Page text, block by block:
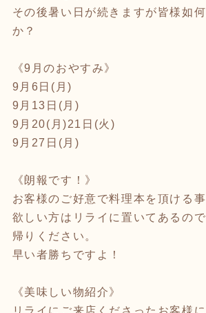
その後暑い日が続きますが皆様如
か？
《9月のおやすみ》
9月6日(月)
9月13日(月)
9月20(月)21日(火)
9月27日(月)
《朗報です！》
お客様のご好意で料理本を頂ける
欲しい方はリライに置いてあるの
帰りください。
早い者勝ちですよ！
《美味しい物紹介》
リライにご来店くださったお客様